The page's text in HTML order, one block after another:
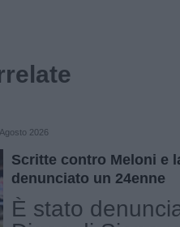
2026
Scritte contro Meloni e
denunciato un 24enne
È stato